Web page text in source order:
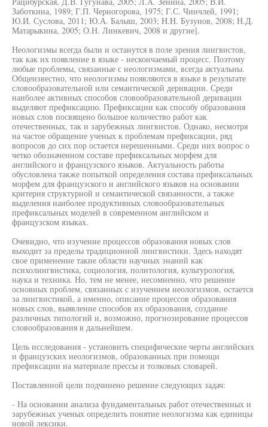
Заботкина, 1989; Г.П. Черногорова, 1975; Г.С. Чинчлей, 1991;
Ю.И. Суслова, 2011; Ю.А. Балыш, 2003; H.H. Бузунов, 2008; Н.Д.
Матарыкина, 2005; О.Н. Линкевич, 2008 и другие].
Неологизмы всегда были и останутся в поле зрения лингвистов,
так как их появление в языке - нескончаемый процесс. Поэтому
любые проблемы, связанные с неологизмами, всегда актуальны.
Общеизвестно, что неологизмы появляются в языке в результате
словообразовательной или семантической деривации. Среди
наиболее активных способов словообразовательной деривации
выделяют префиксацию. Префиксации как способу образования
новых слов посвящено большое количество работ как
отечественных, так и зарубежных лингвистов. Однако, несмотря
на частое обращение ученых к проблемам префиксации, ряд
вопросов до сих пор остается нерешенными. Среди них вопрос о
четко обозначенном составе префиксальных морфем для
английского и французского языков. Актуальность работы
обусловлена также попыткой определения состава префиксальных
морфем для французского и английского языков на основании
критерия структурной и семантической связанности, а также
выделения наиболее продуктивных словообразовательных
префиксальных моделей в современном английском и
французском языках.
Очевидно, что изучение процессов образования новых слов
выходит за пределы традиционной лингвистики. Здесь находят
свое применение такие области научных знаний как
психолингвистика, социология, политология, культурология,
наука и техника. Но, тем не менее, несомненно, что решение
основных проблем, связанных с изучением неологизмов, остается
за лингвистикой, а именно, описание процессов образования
новых слов, выявление способов их образования, создание
различных типологий и, возможно, прогнозирование процессов
словообразования в дальнейшем.
Цель исследования - установить специфические черты английских
и французских неологизмов, образованных при помощи
префиксации на материале прессы и толковых словарей.
Поставленной цели подчинено решение следующих задач:
- На основании анализа фундаментальных работ отечественных и
зарубежных ученых определить понятие неологизма как единицы
новой лексики.